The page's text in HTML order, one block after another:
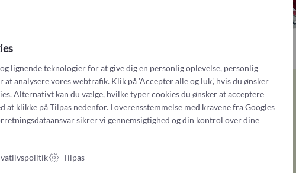
lignende teknologier for at give dig en personlig oplevelse, personlig
at analysere vores webtrafik. Klik på 'Accepter alle og luk', hvis du ønsker
Alternativt kan du vælge, hvilke typer cookies du ønsker at acceptere
at klikke på Tilpas nedenfor. I overensstemmelse med kravene fraGoogles
sikrer vi gennemsigtighed og din kontrol over dine
Tilpas